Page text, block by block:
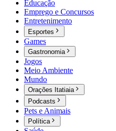
Educação
Emprego e Concursos
Entretenimento
Esportes
Games
Gastronomia
Jogos
Meio Ambiente
Mundo
Orações Itatiaia
Podcasts
Pets e Animais
Política